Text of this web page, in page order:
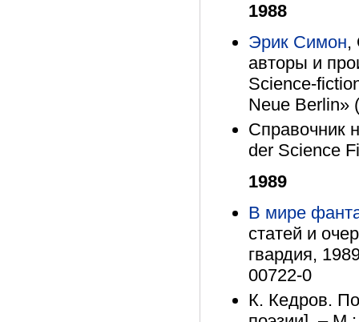
1988
Эрик Симон,
авторы и
Science-
Neue Berlin»
Справочник
der Science
1989
В мире
статей и
гвардия,
00722-0
К. Кедров.